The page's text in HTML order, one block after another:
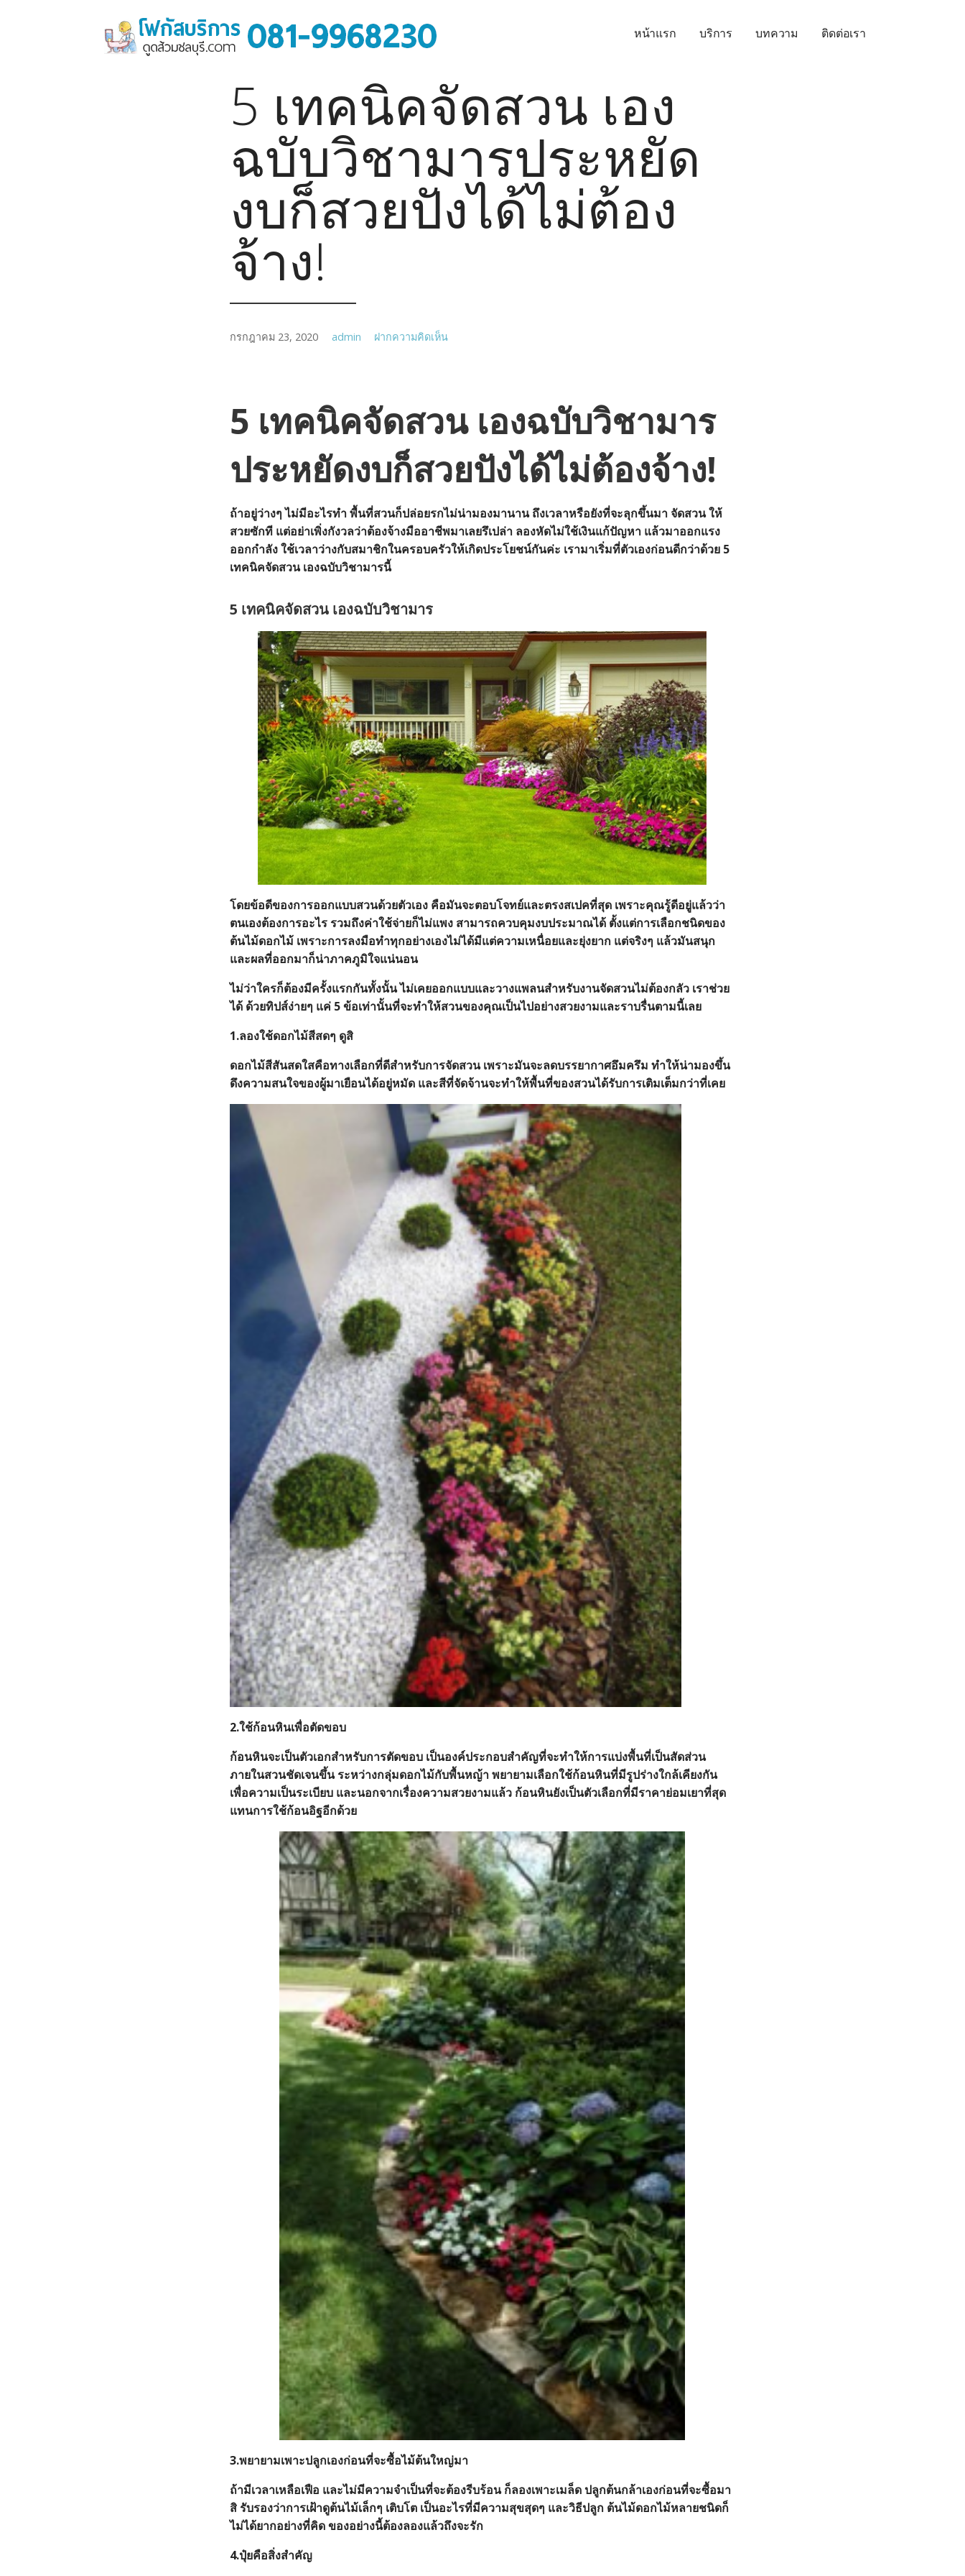
หน้าแรก บริการ บทความ ติดต่อเรา
5 เทคนิคจัดสวน เอง
ฉบับวิชามารประหยัด
งบก็สวยปังได้ไม่ต้อง
จ้าง!
กรกฎาคม 23, 2020 admin ฝากความคิดเห็น
5 เทคนิคจัดสวน เองฉบับวิชามาร
ประหยัดงบก็สวยปังได้ไม่ต้องจ้าง!
ถ้าอยู่ว่างๆ ไม่มีอะไรทำ พื้นที่สวนก็ปล่อยรกไม่น่ามองมานาน ถึงเวลาหรือยังที่จะลุกขึ้นมา จัดสวน ให้
สวยซักที แต่อย่าเพิ่งกังวลว่าต้องจ้างมืออาชีพมาเลยรึเปล่า ลองหัดไม่ใช้เงินแก้ปัญหา แล้วมาออกแรง
ออกกำลัง ใช้เวลาว่างกับสมาชิกในครอบครัวให้เกิดประโยชน์กันค่ะ เรามาเริ่มที่ตัวเองก่อนดีกว่าด้วย 5
เทคนิคจัดสวน เองฉบับวิชามารนี้
5 เทคนิคจัดสวน เองฉบับวิชามาร
โดยข้อดีของการออกแบบสวนด้วยตัวเอง คือมันจะตอบโจทย์และตรงสเปคที่สุด เพราะคุณรู้ดีอยู่แล้วว่า
ตนเองต้องการอะไร รวมถึงค่าใช้จ่ายก็ไม่แพง สามารถควบคุมงบประมาณได้ ตั้งแต่การเลือกชนิดของ
ต้นไม้ดอกไม้ เพราะการลงมือทำทุกอย่างเองไม่ได้มีแต่ความเหนื่อยและยุ่งยาก แต่จริงๆ แล้วมันสนุก
และผลที่ออกมาก็น่าภาคภูมิใจแน่นอน
ไม่ว่าใครก็ต้องมีครั้งแรกกันทั้งนั้น ไม่เคยออกแบบและวางแพลนสำหรับงานจัดสวนไม่ต้องกลัว เราช่วย
ได้ ด้วยทิปส์ง่ายๆ แค่ 5 ข้อเท่านั้นที่จะทำให้สวนของคุณเป็นไปอย่างสวยงามและราบรื่นตามนี้เลย
1.ลองใช้ดอกไม้สีสดๆ ดูสิ
ดอกไม้สีสันสดใสคือทางเลือกที่ดีสำหรับการจัดสวน เพราะมันจะลดบรรยากาศอึมครึม ทำให้น่ามองขึ้น
ดึงความสนใจของผู้มาเยือนได้อยู่หมัด และสีที่จัดจ้านจะทำให้พื้นที่ของสวนได้รับการเติมเต็มกว่าที่เคย
2.ใช้ก้อนหินเพื่อตัดขอบ
ก้อนหินจะเป็นตัวเอกสำหรับการตัดขอบ เป็นองค์ประกอบสำคัญที่จะทำให้การแบ่งพื้นที่เป็นสัดส่วน
ภายในสวนชัดเจนขึ้น ระหว่างกลุ่มดอกไม้กับพื้นหญ้า พยายามเลือกใช้ก้อนหินที่มีรูปร่างใกล้เคียงกัน
เพื่อความเป็นระเบียบ และนอกจากเรื่องความสวยงามแล้ว ก้อนหินยังเป็นตัวเลือกที่มีราคาย่อมเยาที่สุด
แทนการใช้ก้อนอิฐอีกด้วย
3.พยายามเพาะปลูกเองก่อนที่จะซื้อไม้ต้นใหญ่มา
ถ้ามีเวลาเหลือเฟือ และไม่มีความจำเป็นที่จะต้องรีบร้อน ก็ลองเพาะเมล็ด ปลูกต้นกล้าเองก่อนที่จะซื้อมา
สิ รับรองว่าการเฝ้าดูต้นไม้เล็กๆ เติบโต เป็นอะไรที่มีความสุขสุดๆ และวิธีปลูก ต้นไม้ดอกไม้หลายชนิดก็
ไม่ได้ยากอย่างที่คิด ของอย่างนี้ต้องลองแล้วถึงจะรัก
4.ปุ๋ยคือสิ่งสำคัญ